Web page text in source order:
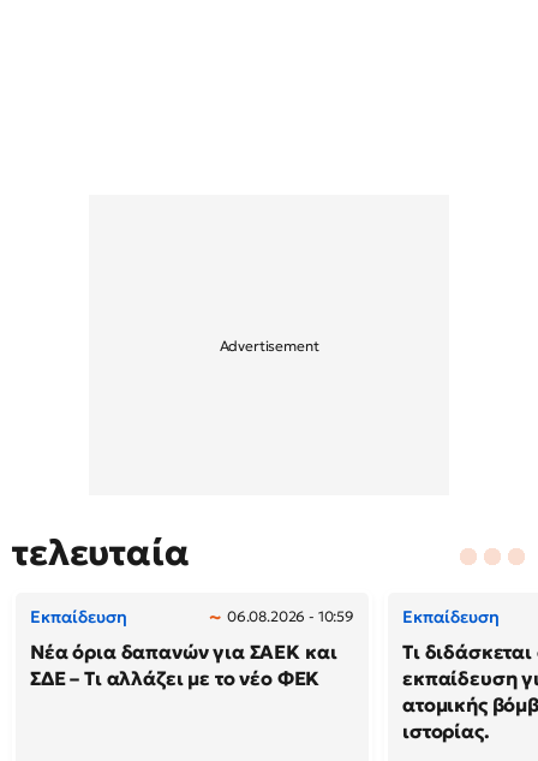
τελευταία
Εκπαίδευση 06.08.2026 - 10:59
Νέα όρια δαπανών για ΣΑΕΚ και
ΣΔΕ – Τι αλλάζει με το νέο ΦΕΚ
Εκπαίδευση
Τι
εκπαίδευση
ατομικής
ιστορίας.